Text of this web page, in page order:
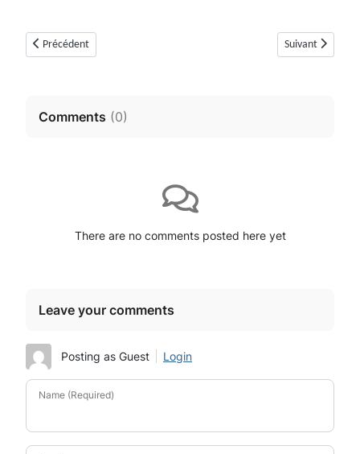
Article précédent : Dolmen de Colbas 2 ou Colle Basse 2 (Saint-Cézaire-
Précédent Article suivant :
Suivant
Comments (0)
There are no comments posted here yet
Leave your comments
Posting as Guest Login
Name (Required)